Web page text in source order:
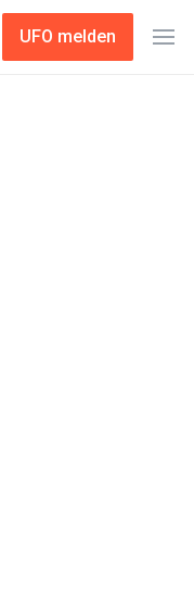
UFO melden